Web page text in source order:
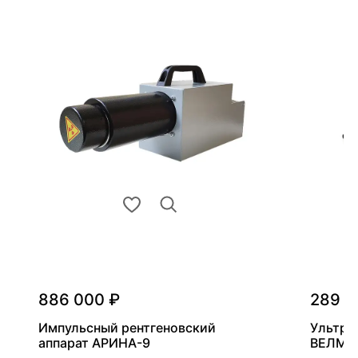
886 000 ₽
Импульсный рентгеновский
аппарат АРИНА-9
289